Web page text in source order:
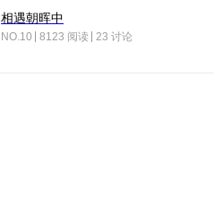
相遇朝晖中
NO.10 8123 阅读 23 讨论